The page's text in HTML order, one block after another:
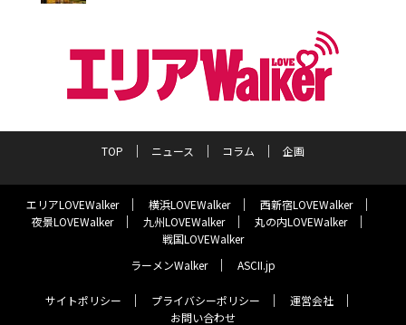
TOP ニュース コラム 企画
エリアLOVEWalker 横浜LOVEWalker
西新宿LOVEWalker
夜景LOVEWalker
九州LOVEWalker
丸の内LOVEWalker
戦国LOVEWalker
ラーメンWalker
ASCII.jp
サイトポリシー プライバシーポリシー
運営会社
お問い合わせ